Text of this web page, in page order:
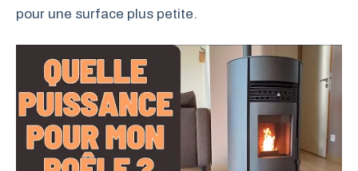
pour une surface plus petite.